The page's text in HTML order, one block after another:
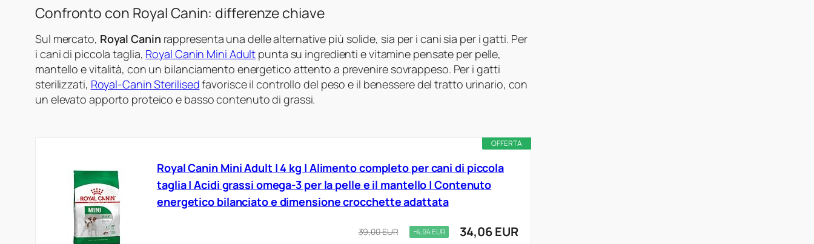
Confronto con Royal Canin: differenze chiave
Sul mercato, Royal Canin rappresenta una delle alternative più solide, sia per i cani sia per i gatti. Per
i cani di piccola taglia, Royal Canin Mini Adult punta su ingredienti e vitamine pensate per pelle,
mantello e vitalità, con un bilanciamento energetico attento a prevenire sovrappeso. Per i gatti
sterilizzati, Royal-Canin Sterilisedfavorisce il controllo del peso e il benessere del tratto urinario, con
un elevato apporto proteico e basso contenuto di grassi.
OFFERTA
Royal Canin Mini Adult | 4 kg | Alimento completo per cani di piccola
taglia | Acidi grassi omega-3 per la pelle e il mantello | Contenuto
energetico bilanciato e dimensione crocchette adattata
39,00 EUR −4,94 EUR 34,06 EUR